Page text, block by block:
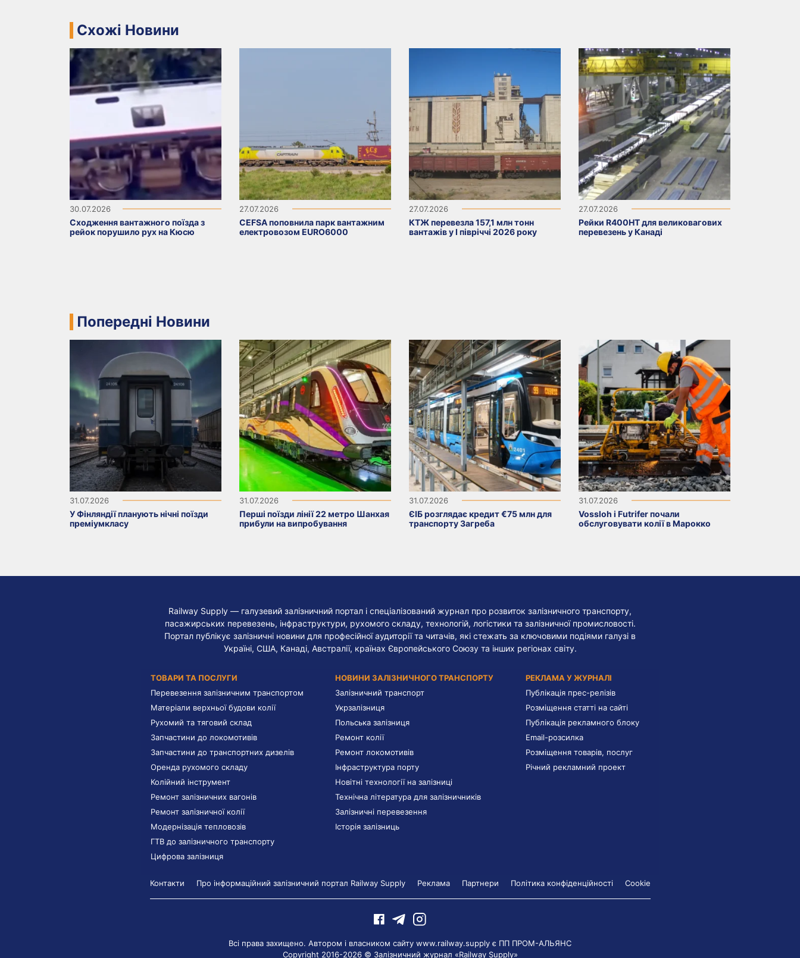
Схожі Новини
30.07.2026
Сходження вантажного поїзда з
рейок порушило рух на Кюсю
27.07.2026
CEFSA поповнила парк вантажним
електровозом EURO6000
27.07.2026
КТЖ перевезла 157,1 млн тонн
вантажів у I півріччі 2026 року
27.07.2026
Рейки R400HT для великовагових
перевезень у Канаді
Попередні Новини
31.07.2026
У Фінляндії планують нічні поїзди
преміумкласу
31.07.2026
Перші поїзди лінії 22 метро Шанхая
прибули на випробування
31.07.2026
ЄІБ розглядає кредит €75 млн для
транспорту Загреба
31.07.2026
Vossloh і Futrifer почали
обслуговувати колії в Марокко
Railway Supply — галузевий залізничний портал і спеціалізований журнал про розвиток залізничного транспорту,
пасажирських перевезень, інфраструктури, рухомого складу, технологій, логістики та залізничної промисловості.
Портал публікує залізничні новини для професійної аудиторії та читачів, які стежать за ключовими подіями галузі в
Україні, США, Канаді, Австралії, країнах Європейського Союзу та інших регіонах світу.
ТОВАРИ ТА ПОСЛУГИ
Перевезення залізничним транспортом
Матеріали верхньої будови колії
Рухомий та тяговий склад
Запчастини до локомотивів
Запчастини до транспортних дизелів
Оренда рухомого складу
Колійний інструмент
Ремонт залізничних вагонів
Ремонт залізничної колії
Модернізація тепловозів
ГТВ до залізничного транспорту
Цифрова залізниця
НОВИНИ ЗАЛІЗНИЧНОГО ТРАНСПОРТУ
Залізничний транспорт
Укрзалізниця
Польська залізниця
Ремонт колії
Ремонт локомотивів
Інфраструктура порту
Новітні технології на залізниці
Технічна література для залізничників
Залізничні перевезення
Історія залізниць
РЕКЛАМА У ЖУРНАЛІ
Публікація прес-релізів
Розміщення статті на сайті
Публікація рекламного блоку
Email-розсилка
Розміщення товарів, послуг
Річний рекламний проект
Контакти Про інформаційний залізничний портал Railway Supply Реклама Партнери Політика конфіденційності Cookie
Всі права захищено. Автором і власником сайту www.railway.supply є ПП ПРОМ-АЛЬЯНС
Copyright 2016-2026 © Залізничний журнал «Railway Supply»